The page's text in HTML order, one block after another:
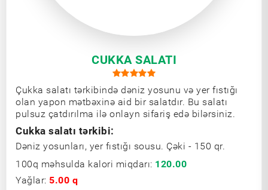
CUKKA SALATI
Çukka salatı tərkibində dəniz yosunu və yer fıstığı
olan yapon mətbəxinə aid bir salatdır. Bu salatı
pulsuz çatdırılma ilə onlayn sifariş edə bilərsiniz.
Cukka salatı tərkibi:
Dəniz yosunları, yer fıstığı sousu. Çəki - 150 qr.
100q məhsulda kalori miqdarı: 120.00
Yağlar: 5.00 q